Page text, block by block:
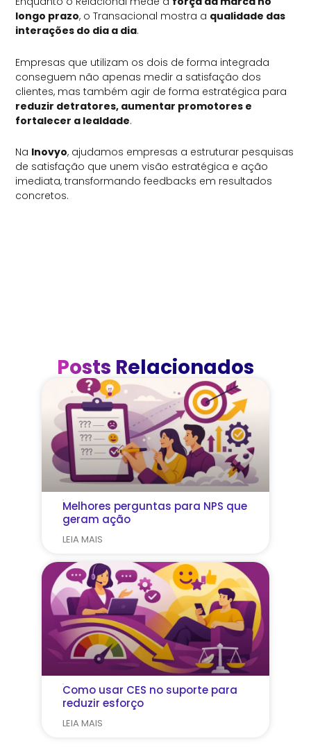
longo prazo, o Transacional mostra a qualidade das
interações do dia a dia.
Empresas que utilizam os dois de forma integrada
conseguem não apenas medir a satisfação dos
clientes, mas também agir de forma estratégica para
reduzir detratores, aumentar promotores e
fortalecer a lealdade.
Na Inovyo, ajudamos empresas a estruturar pesquisas
de satisfação que unem visão estratégica e ação
imediata, transformando feedbacks em resultados
concretos.
Posts Relacionados
Melhores perguntas para NPS que
geram ação
LEIA MAIS
Como usar CES no suporte para
reduzir esforço
LEIA MAIS